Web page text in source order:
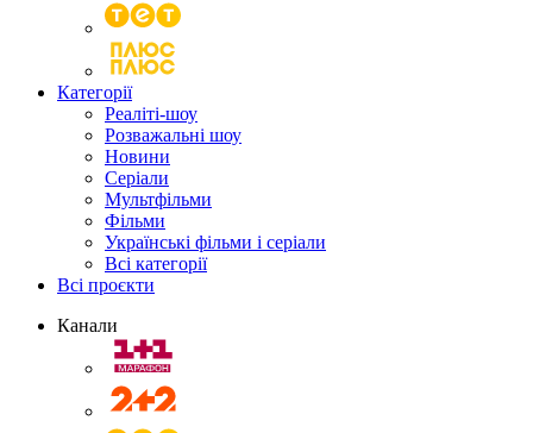
Категорії
Реаліті-шоу
Розважальні шоу
Новини
Серіали
Мультфільми
Фільми
Українські фільми і серіали
Всі категорії
Всі проєкти
Канали